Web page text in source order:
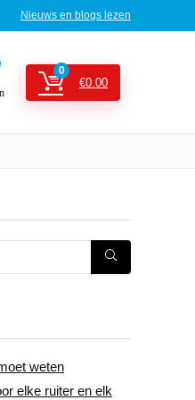
Nieuws en blogs lezen
0
€0.00
weten
elke ruiter en elk